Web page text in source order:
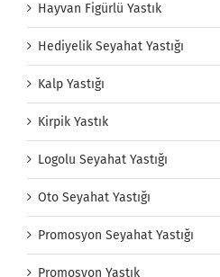
Hayvan Figürlü Yastık
Hediyelik Seyahat Yastığı
Kalp Yastığı
Kirpik Yastık
Logolu Seyahat Yastığı
Oto Seyahat Yastığı
Promosyon Seyahat Yastığı
Promosyon Yastık